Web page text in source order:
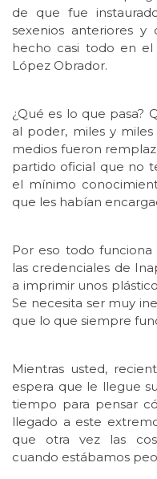
de que fue
sexenios anteriores
hecho casi todo en el
López Obrador.
¿Qué es lo que pasa?
al poder, miles y
medios fueron
partido oficial que no
el mínimo
que les habían
Por eso todo
las credenciales de
a imprimir unos
Se necesita ser muy
que lo que siempre
Mientras usted,
espera que le llegue
tiempo para pensar
llegado a este
que otra vez las
cuando estábamos